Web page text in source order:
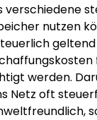
nutzen
werden.
Netz oft